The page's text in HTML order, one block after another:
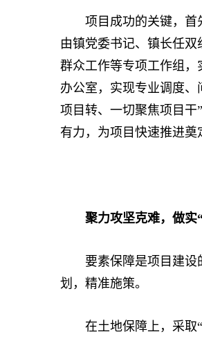
项目成功的关键，首先
由镇党委书记、镇长任双
群众工作等专项工作组，
办公室，实现专业调度
项目转、一切聚焦项目
有力，为项目快速推进奠
聚力攻坚克难，做实
要素保障是项目建设的
划，精准施策。
在土地保障上，采取“